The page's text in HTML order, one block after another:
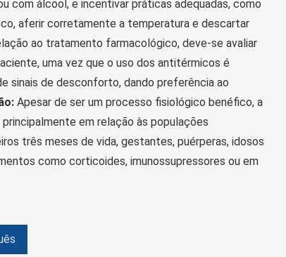
com álcool, e incentivar práticas adequadas, como
aferir corretamente a temperatura e descartar
ao tratamento farmacológico, deve-se avaliar
uma vez que o uso dos antitérmicos é
sinais de desconforto, dando preferência ao
Apesar de ser um processo fisiológico benéfico, a
em relação às populações
três meses de vida, gestantes, puérperas, idosos
como corticoides, imunossupressores ou em